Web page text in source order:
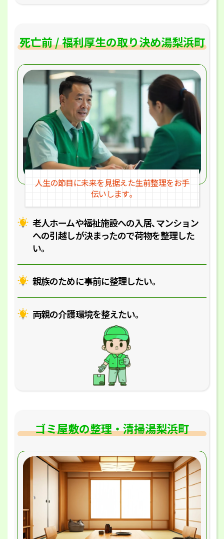
死亡前 / 福利厚生の取り決め湯梨浜町
老人ホームや福祉施設への入居､マンション
への引越しが決まったので荷物を整理した
い｡
親族のために事前に整理したい｡
両親の介護環境を整えたい｡
人生の節目に未来を見据えた生前整理をお手
伝いします｡
ゴミ屋敷の整理・清掃湯梨浜町